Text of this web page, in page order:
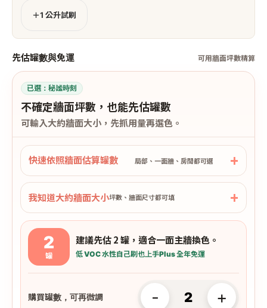
＋1 公升試刷
先估罐數與免運 可用牆面坪數精算
已選： 秘謐時刻
不確定牆面坪數，也能先估罐數
可輸入大約牆面大小，先抓用量再選色。
快速依照牆面估算罐數 局部、一面牆、房間都可選
我知道大約牆面大小坪數、牆面尺寸都可填
2
罐
建議先估 2 罐，適合一面主牆換色。
低 VOC 水性自己刷也上手Plus 全年免運
購買罐數，可再微調 - +